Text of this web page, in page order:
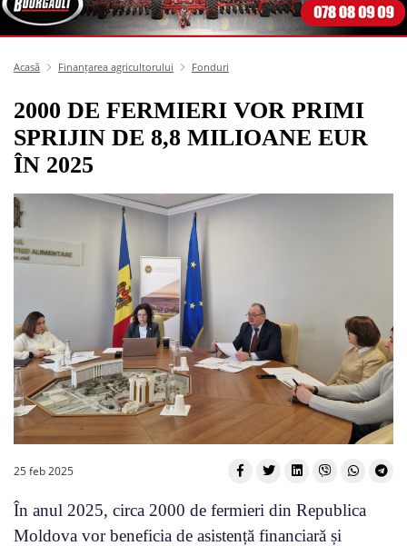
Acasă Finanțarea agricultorului Fonduri
2000 DE FERMIERI VOR PRIMI
SPRIJIN DE 8,8 MILIOANE EUR
ÎN 2025
25 feb 2025
În anul 2025, circa 2000 de fermieri din Republica
Moldova vor beneficia de asistență financiară și